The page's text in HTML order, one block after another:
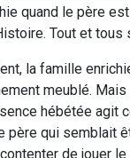
quand le père
Tout et tous
la famille
meublé. Mais
hébétée agit
père qui semblait
de jouer